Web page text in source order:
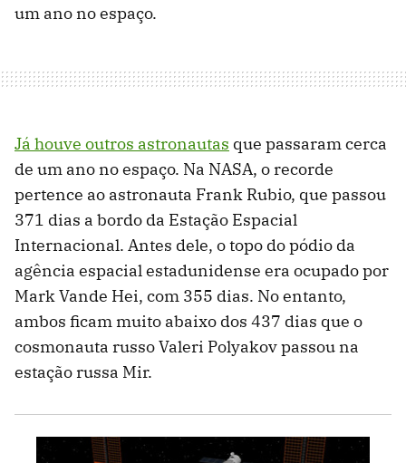
um ano no espaço.
Já houve outros astronautas que passaram cerca
de um ano no espaço. Na NASA, o recorde
pertence ao astronauta Frank Rubio, que passou
371 dias a bordo da Estação Espacial
Internacional. Antes dele, o topo do pódio da
agência espacial estadunidense era ocupado por
Mark Vande Hei, com 355 dias. No entanto,
ambos ficam muito abaixo dos 437 dias que o
cosmonauta russo Valeri Polyakov passou na
estação russa Mir.